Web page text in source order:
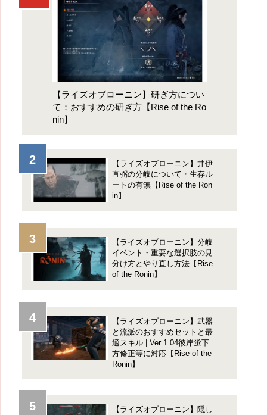
【ライズオブローニン】研ぎ方につい
て：おすすめの研ぎ方【Rise of the Ro
nin】
【ライズオブローニン】井伊
直弼の分岐について・生存ル
ートの有無【Rise of the Ron
in】
【ライズオブローニン】分岐
イベント・重要な選択肢の見
分け方とやり直し方法【Rise
of the Ronin】
【ライズオブローニン】武器
と流派のおすすめセットと最
適スキル | Ver 1.04彼岸蛍下
方修正等に対応【Rise of the
Ronin】
【ライズオブローニン】隠し